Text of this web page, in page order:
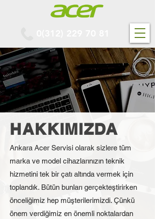
HAKKIMIZDA
Ankara Acer Servisi olarak sizlere tüm
marka ve model cihazlarınızın teknik
hizmetini tek bir çatı altında vermek için
toplandık. Bütün bunları gerçekteştirirken
önceliğimiz hep müşterilerimizdi. Çünkü
önem verdiğimiz en önemli noktalardan